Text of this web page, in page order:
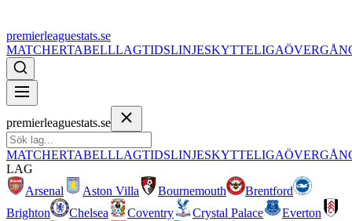
premierleaguestats.se
MATCHERTABELLLAGTIDSLINJESKYTTELIGA
premierleaguestats.se
MATCHERTABELLLAGTIDSLINJESKYTTELIGA
LAG
Arsenal
Aston Villa Bournemouth
Brentford
Brighton
Chelsea Coventry Crystal Palace
Everton